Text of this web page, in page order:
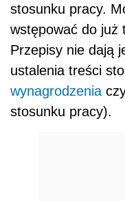
stosunku pracy.
wstępować do już
Przepisy nie dają
ustalenia treści
wynagrodzenia
stosunku pracy).